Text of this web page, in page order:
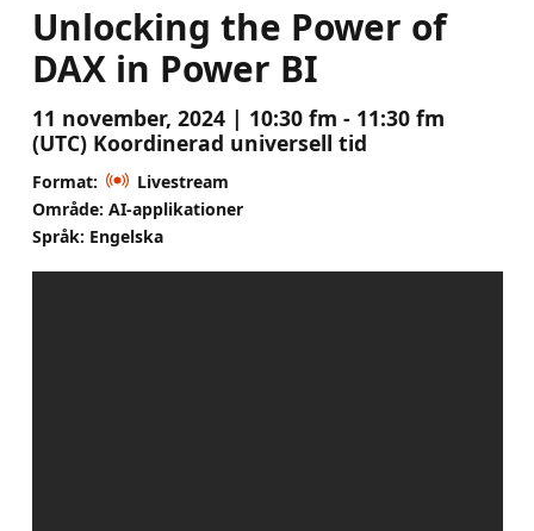
Unlocking the Power of
DAX in Power BI
11 november, 2024 | 10:30 fm - 11:30 fm
(UTC) Koordinerad universell tid
Format:
Livestream
Område: AI-applikationer
Språk: Engelska